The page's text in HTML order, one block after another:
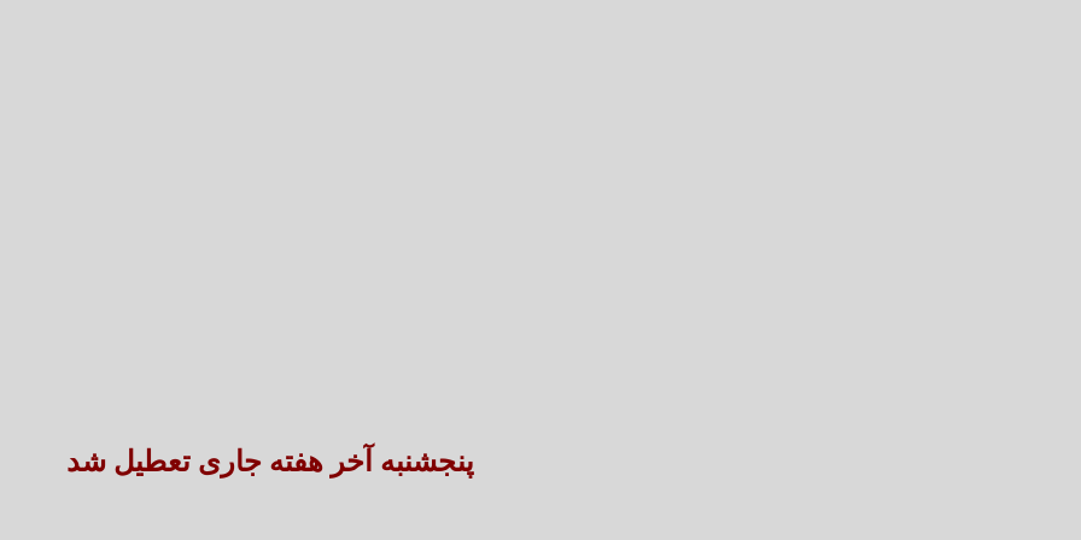
تعارض قوانین؛ مانع پنهان سنددار شدن بخش
طنین شعر عاشورایی در
پنجشنبه آخر هفته جاری تعطیل شد